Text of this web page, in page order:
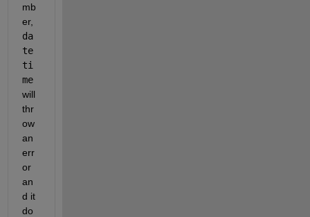
mb
da
te
ti
me
will
thr
ow
an
err
or
an
d it
do